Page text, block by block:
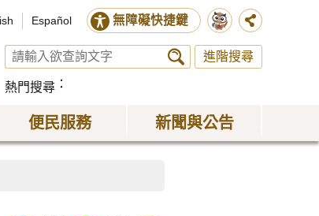
Español 無障礙快捷鍵
進階搜尋
熱門搜尋
便民服務 新聞與公告